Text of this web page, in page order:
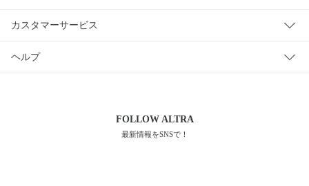
カスタマーサービス
ヘルプ
FOLLOWALTRA
最新情報をSNSで！